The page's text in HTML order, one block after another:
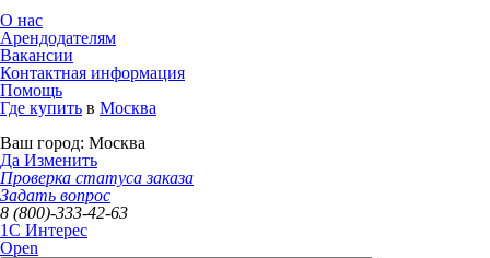
О нас
Арендодателям
Вакансии
Контактная информация
Помощь
Где купить в Москва
Ваш город: Москва
Да Изменить
Проверка статуса заказа
Задать вопрос
8 (800)-333-42-63
1C Интерес
Open